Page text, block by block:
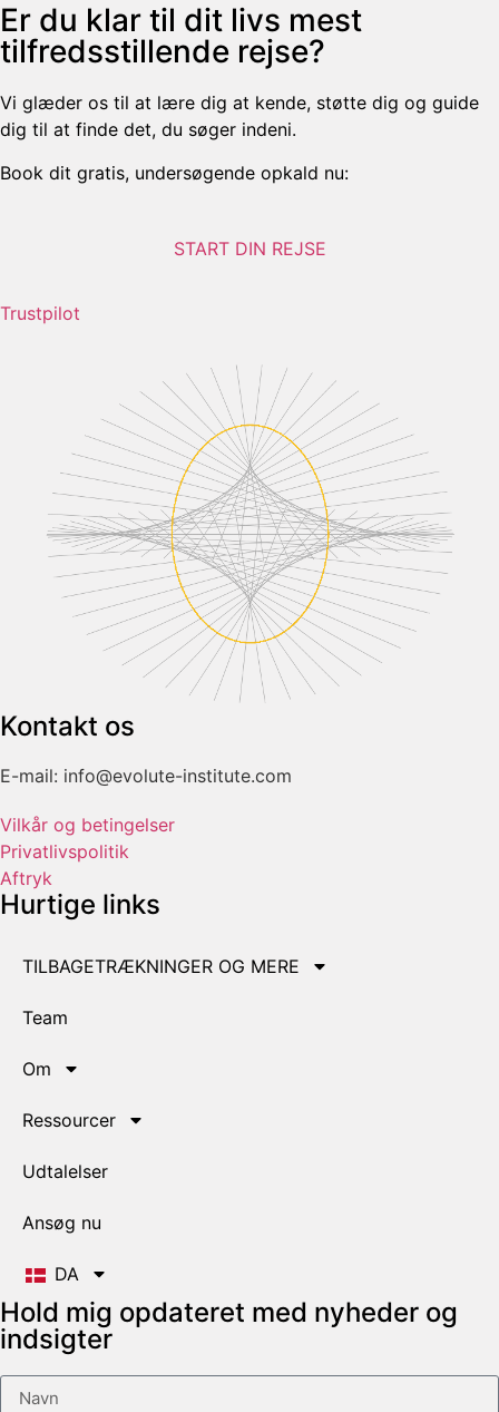
Er du klar til dit livs mest
tilfredsstillende rejse?
Vi glæder os til at lære dig at kende, støtte dig og guide
dig til at finde det, du søger indeni.
Book dit gratis, undersøgende opkald nu:
START DIN REJSE
Trustpilot
Kontakt os
E-mail: info@evolute-institute.com
Vilkår og betingelser
Privatlivspolitik
Aftryk
Hurtige links
TILBAGETRÆKNINGER OG MERE
Team
Om
Ressourcer
Udtalelser
Ansøg nu
DA
Hold mig opdateret med nyheder og
indsigter